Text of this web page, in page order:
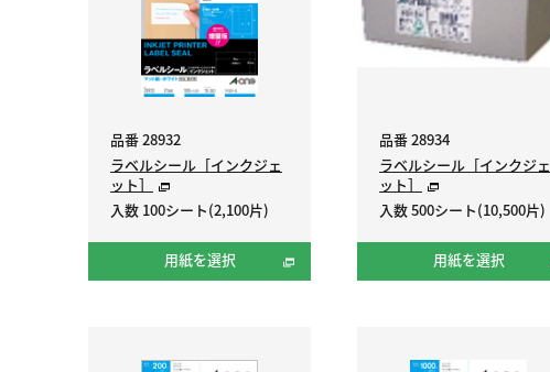
品番 28932
ラベルシール［インクジェ
ット］
入数 100シート(2,100片)
用紙を選択
品番 28934
ラベルシール［インクジェ
ット］
入数 500シート(10,500片)
用紙を選択